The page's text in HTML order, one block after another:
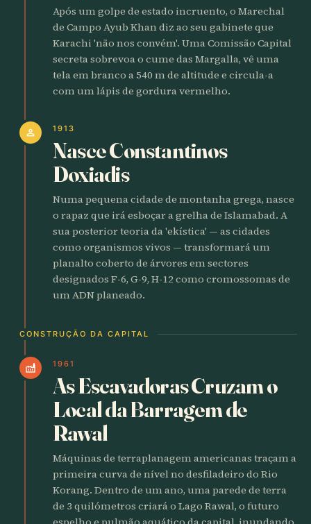
Após um golpe de estado incruento, o Marechal
de Campo Ayub Khan diz ao seu gabinete que
Karachi 'não nos convém'. Uma Comissão Capital
secreta sobrevoa o cume das Margalla, vê uma
tela em branco a 540 m de altitude e circula-a
com um lápis de gordura vermelho.
person 1913
Nasce Constantinos
Doxiadis
Numa pequena cidade de montanha grega, nasce
o rapaz que irá esboçar a grelha de Islamabad. A
sua posterior teoria da 'ekística' — as cidades
como organismos vivos — transformará um
planalto coberto de árvores em sectores
designados F-6, G-9, H-12 como cromossomas de
um ADN planeado.
CONSTRUÇÃO DA CAPITAL
factory 1961
As Escavadoras Cruzam o
Local da Barragem de
Rawal
Máquinas de terraplanagem americanas traçam a
primeira curva de nível no desfiladeiro do Rio
Korang. Dentro de um ano, uma parede de terra
de 3 quilómetros criará o Lago Rawal, o futuro